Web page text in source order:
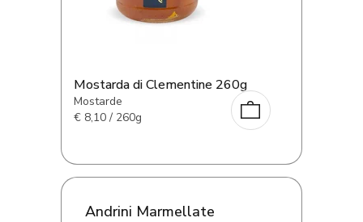
Mostarda di Clementine 260g
Mostarde
€ 8,10 / 260g
Andrini Marmellate